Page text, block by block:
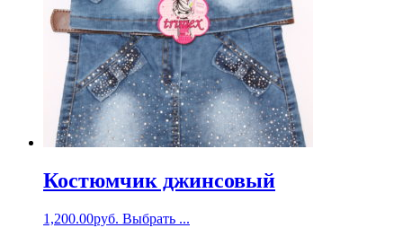
Костюмчик джинсовый
1,200.00руб. Выбрать ...